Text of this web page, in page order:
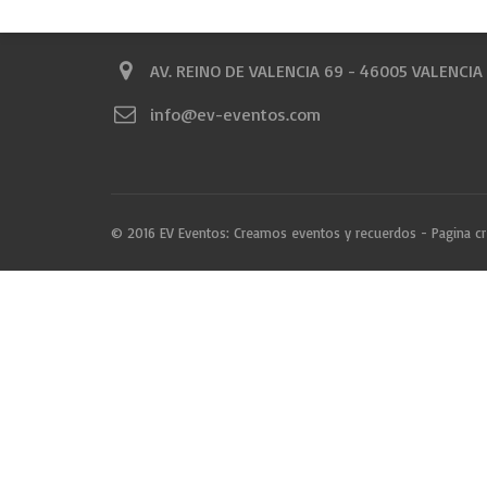
AV. REINO DE VALENCIA 69 - 46005 VALENCIA
info@ev-eventos.com
© 2016 EV Eventos: Creamos eventos y recuerdos - Pagina